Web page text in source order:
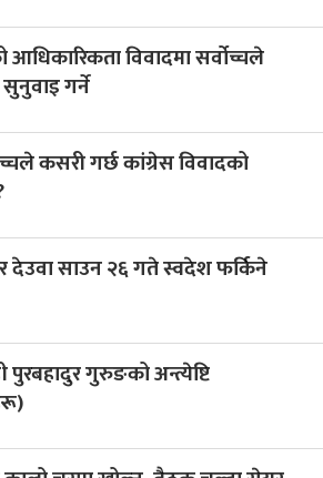
आधिकारिकता विवादमा सर्वोच्चले
गर्ने
कसरी गर्छ कांग्रेस विवादको
देउवा साउन २६ गते स्वदेश फर्किने
पुरबहादुर गुरुङको अन्त्येष्टि